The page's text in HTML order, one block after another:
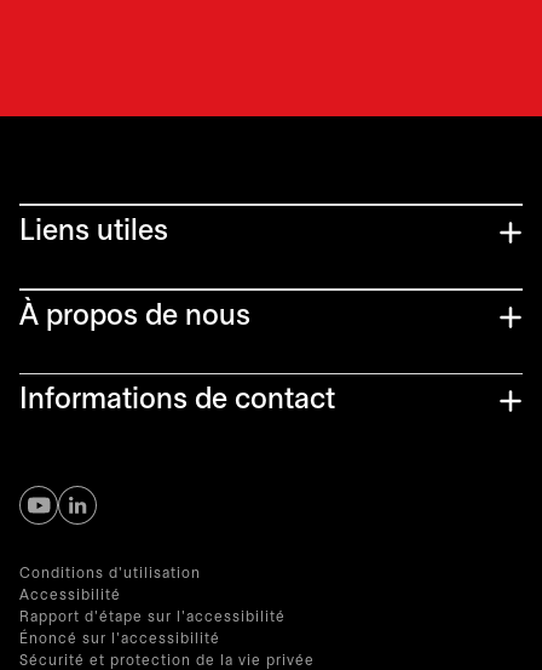
Liens utiles​
À propos de nous
Informations de contact
s’ouvre dans un nouvel onglet
s’ouvre dans un nouvel onglet
Conditions d'utilisation
Accessibilité
Rapport d'étape sur l'accessibilité
Énoncé sur l'accessibilité
Sécurité et protection de la vie privée